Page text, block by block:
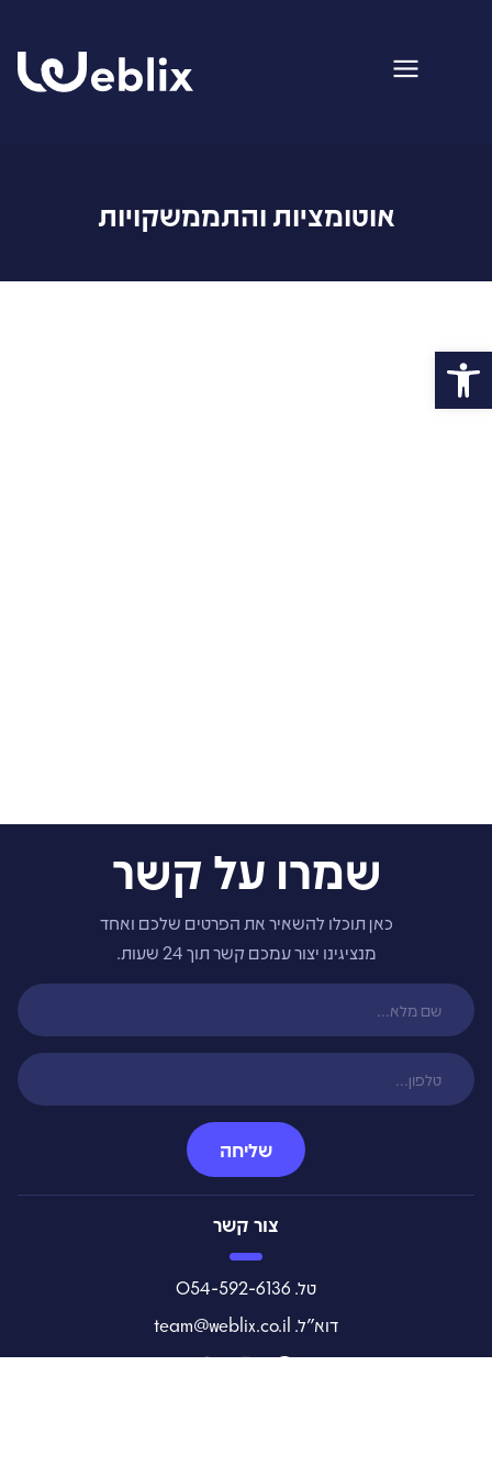
פתח סרגל נגישות
אוטומציות והתממשקויות
שמרו על קשר
כאן תוכלו להשאיר את הפרטים שלכם ואחד
מנציגינו יצור עמכם קשר תוך 24 שעות.
שליחה
צור קשר
טל. 054-592-6136
דוא"ל. team@weblix.co.il